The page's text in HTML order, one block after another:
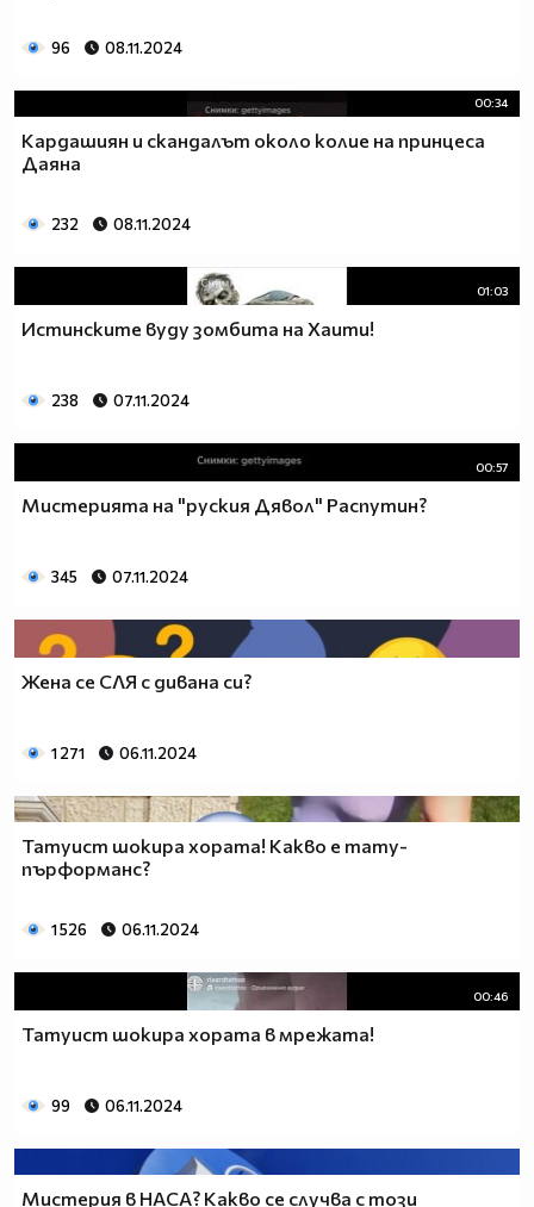
96 08.11.2024
00:34
Кардашиян и скандалът около колие на принцеса
Даяна
232 08.11.2024
01:03
Истинските вуду зомбита на Хаити!
238 07.11.2024
00:57
Мистерията на "руския Дявол" Распутин?
345 07.11.2024
Жена се СЛЯ с дивана си?
1 271 06.11.2024
Татуист шокира хората! Какво е тату-
пърформанс?
1 526 06.11.2024
00:46
Татуист шокира хората в мрежата!
99 06.11.2024
Мистерия в НАСА? Какво се случва с този